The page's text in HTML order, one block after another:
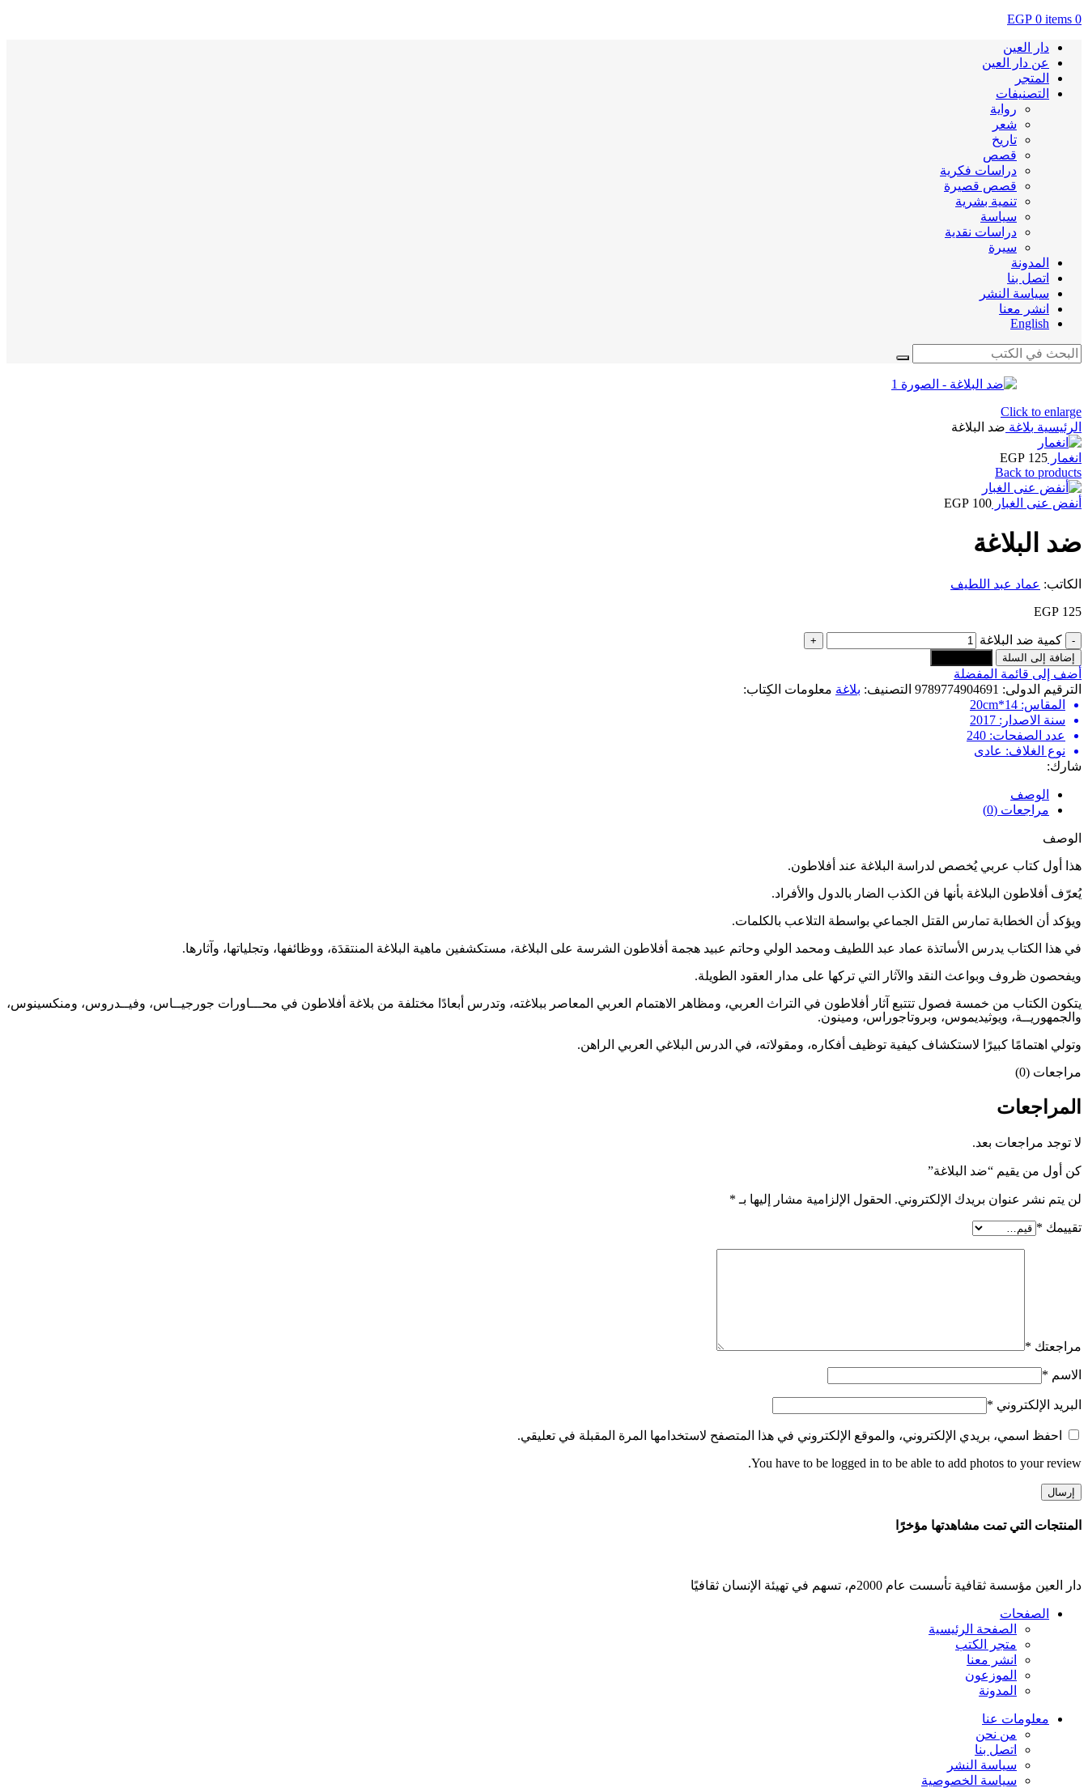
0
items
EGP 0
دار العين
عن دار العين
المتجر
التصنيفات
رواية
شعر
تاريخ
قصص
دراسات فكرية
قصص قصيرة
تنمية بشرية
سياسة
دراسات نقدية
سيرة
المدونة
اتصل بنا
سياسة النشر
انشر معنا
English
Click to enlarge
الرئيسية بلاغة ضد البلاغة
انغمار EGP 125
Back to products
أنفض عنى الغبار EGP 100
ضد البلاغة
الكاتب: عماد عبد اللطيف
EGP 125
كمية ضد البلاغة
إضافة إلى السلة
أضف إلى قائمة المفضلة
الترقيم الدولى: 9789774904691 التصنيف: بلاغة معلومات الكِتاب:
المقاس: 14*20cm
سنة الاصدار: 2017
عدد الصفحات: 240
نوع الغلاف: عادى
شارك:
الوصف
مراجعات (0)
الوصف
هذا أول كتاب عربي يُخصص لدراسة البلاغة عند أفلاطون.
يُعرّف أفلاطون البلاغة بأنها فن الكذب الضار بالدول والأفراد.
ويؤكد أن الخطابة تمارس القتل الجماعي بواسطة التلاعب بالكلمات.
في هذا الكتاب يدرس الأساتذة عماد عبد اللطيف ومحمد الولي وحاتم عبيد هجمة أفلاطون الشرسة على البلاغة، مستكشفين ماهية البلاغة المنتقدَة، ووظائفها، وتجلياتها، وآثارها.
ويفحصون ظروف وبواعث النقد والآثار التي تركها على مدار العقود الطويلة.
يتكون الكتاب من خمسة فصول تتتبع آثار أفلاطون في التراث العربي، ومظاهر الاهتمام العربي المعاصر ببلاغته، وتدرس أبعادًا مختلفة من بلاغة أفلاطون في محـــاورات جورجيــاس، وفيــدروس، ومنكسينوس،
والجمهوريــة، ويوثيديموس، وبروتاجوراس، ومينون.
وتولي اهتمامًا كبيرًا لاستكشاف كيفية توظيف أفكاره، ومقولاته، في الدرس البلاغي العربي الراهن.
مراجعات (0)
المراجعات
لا توجد مراجعات بعد.
كن أول من يقيم “ضد البلاغة”
لن يتم نشر عنوان بريدك الإلكتروني. الحقول الإلزامية مشار إليها بـ *
تقييمك *
مراجعتك *
الاسم *
البريد الإلكتروني *
احفظ اسمي، بريدي الإلكتروني، والموقع الإلكتروني في هذا المتصفح لاستخدامها المرة المقبلة في تعليقي.
You have to be logged in to be able to add photos to your review.
المنتجات التي تمت مشاهدتها مؤخرًا
دار العين مؤسسة ثقافية تأسست عام 2000م، تسهم في تهيئة الإنسان ثقافيًا
الصفحات
الصفحة الرئيسية
متجر الكتب
انشر معنا
الموزعون
المدونة
معلومات عنا
من نحن
اتصل بنا
سياسة النشر
سياسة الخصوصية